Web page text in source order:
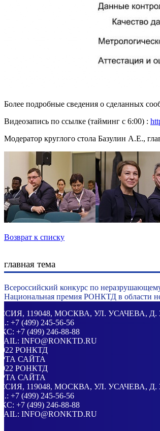
Более подробные сведения о сделанных
Видеозапись по ссылке (тайминг с 6:00) :
Модератор круглого стола Базулин А.Е.,
Возврат к списку
главная тема
Всероссийский конкурс по
Национальная премия РОНКТД в области
, 119048, МОСКВА, УЛ. УСАЧЕВА, Д.
+7 (499) 245-56-56
+7 (499) 246-88-88
INFO@RONKTD.RU
РОНКТД
САЙТА
РОНКТД
САЙТА
, 119048, МОСКВА, УЛ. УСАЧЕВА, Д.
+7 (499) 245-56-56
+7 (499) 246-88-88
INFO@RONKTD.RU